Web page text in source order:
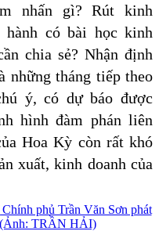
nhấn gì? Rút kinh
có bài học kinh
chia sẻ? Nhận định
những tháng tiếp theo
ý, có dự báo được
hình đàm phán liên
Hoa Kỳ còn rất khó
xuất, kinh doanh của